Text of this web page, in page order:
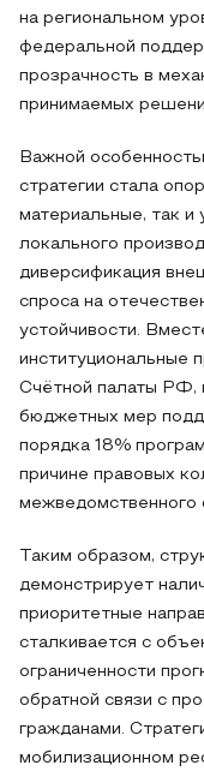
на региональном
федеральной
прозрачность в
принимаемых
Важной
стратегии стала
материальные, так и
локального
диверсификация
спроса на
устойчивости.
институциональные
Счётной палаты РФ,
бюджетных мер
порядка 18%
причине правовых
межведомственного
Таким образом,
демонстрирует
приоритетные
сталкивается с
ограниченности
обратной связи с
гражданами.
мобилизационном